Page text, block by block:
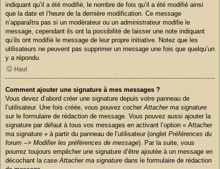
indiquant qu’il a été modifié, le nombre de fois qu’il a été modifié ainsi
que la date et l’heure de la dernière modification. Ce message
n’apparaîtra pas si un modérateur ou un administrateur modifie le
message, cependant ils ont la possibilité de laisser une note indiquant
qu’ils ont modifié le message de leur propre initiative. Notez que les
utilisateurs ne peuvent pas supprimer un message une fois que quelqu’un
y a répondu.
Haut
Comment ajouter une signature à mes messages ?
Vous devez d’abord créer une signature depuis votre panneau de
l’utilisateur. Une fois créée, vous pouvez cocherAttacher ma signature
sur le formulaire de rédaction de message. Vous pouvez aussi ajouter la
signature par défaut à tous vos messages en activant l’option « Attacher
ma signature » à partir du panneau de l’utilisateur (onglet Préférences du
forum --> Modifier les préférences de message). Par la suite, vous
pourrez toujours empêcher une signature d’être ajoutée à un message en
décochant la caseAttacher ma signature dans le formulaire de rédaction